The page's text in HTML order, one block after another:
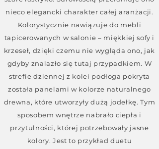
nieco elegancki charakter całej aranżacji.
Kolorystycznie nawiązuje do mebli
tapicerowanych w salonie – miękkiej sofy i
krzeseł, dzięki czemu nie wygląda ono, jak
gdyby znalazło się tutaj przypadkiem. W
strefie dziennej z kolei podłoga pokryta
została panelami w kolorze naturalnego
drewna, które utworzyły dużą jodełkę. Tym
sposobem wnętrze nabrało ciepła i
przytulności, której potrzebowały jasne
kolory. Jest to przykład duetu